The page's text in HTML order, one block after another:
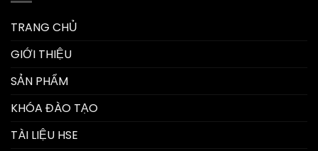
TRANG CHỦ
GIỚI THIỆU
SẢN PHẨM
KHÓA ĐÀO TẠO
TÀI LIỆU HSE